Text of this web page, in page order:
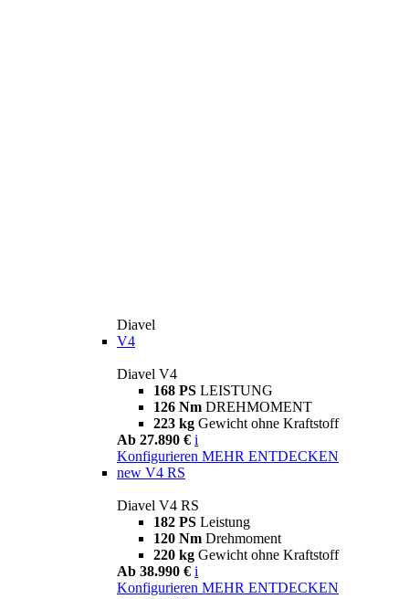
Diavel
V4
Diavel V4
168 PS LEISTUNG
126 Nm DREHMOMENT
223 kg Gewicht ohne Kraftstoff
Ab 27.890 € i
Konfigurieren MEHR ENTDECKEN
new V4 RS
Diavel V4 RS
182 PS Leistung
120 Nm Drehmoment
220 kg Gewicht ohne Kraftstoff
Ab 38.990 € i
Konfigurieren MEHR ENTDECKEN